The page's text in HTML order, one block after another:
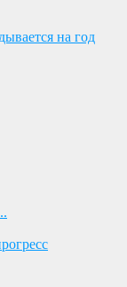
на год